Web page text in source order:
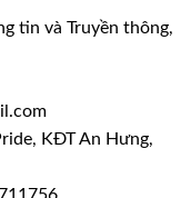
tin và Truyền thông,
KĐT An Hưng,